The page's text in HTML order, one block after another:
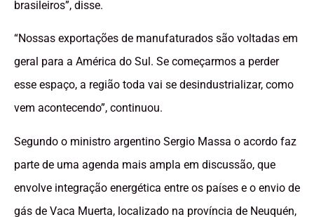
brasileiros”, disse.
“Nossas exportações de manufaturados são voltadas em
geral para a América do Sul. Se começarmos a perder
esse espaço, a região toda vai se desindustrializar, como
vem acontecendo”, continuou.
Segundo o ministro argentino Sergio Massa o acordo faz
parte de uma agenda mais ampla em discussão, que
envolve integração energética entre os países e o envio de
gás de Vaca Muerta, localizado na província de Neuquén,